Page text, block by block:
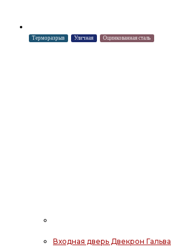
Терморазрыв Уличная Оцинкованная сталь
Входная дверь Двекрон